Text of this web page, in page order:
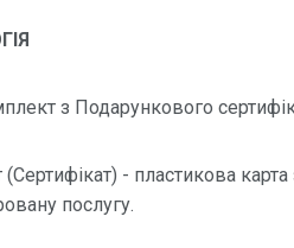
з Подарункового
- пластикова
послугу.